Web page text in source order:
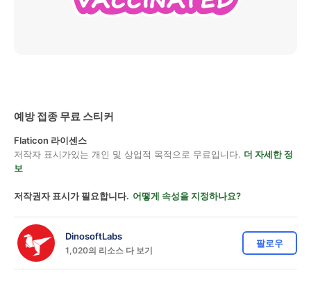
예방 접종 무료 스티커
Flaticon 라이센스
저작자 표시가있는 개인 및 상업적 목적으로 무료입니다. 더 자세한 정
보
저작권자 표시가 필요합니다. 어떻게 속성을 지정하나요?
DinosoftLabs
1,020의 리소스 다 보기
팔로우